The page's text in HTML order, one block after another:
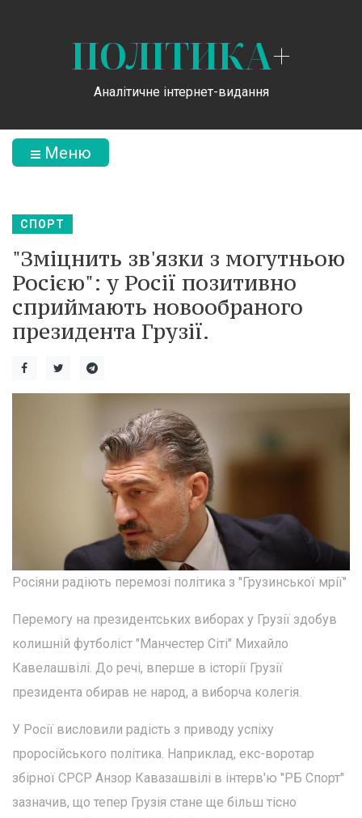
ПОЛІТИКА+
Аналітичне інтернет-видання
Меню
СПОРТ
"Зміцнить зв'язки з могутньою
Росією": у Росії позитивно
сприймають новообраного
президента Грузії.
Росіяни радіють перемозі політика з "Грузинської мрії"
Перемогу на президентських виборах у Грузії здобув
колишній футболіст "Манчестер Сіті" Михайло
Кавелашвілі. До речі, вперше в історії Грузії
президента обирав не народ, а виборча колегія.
У Росії висловили радість з приводу успіху
проросійського політика. Наприклад, екс-воротар
збірної СРСР Анзор Кавазашвілі в інтерв'ю "РБ Спорт"
зазначив, що тепер Грузія стане ще більш тісно